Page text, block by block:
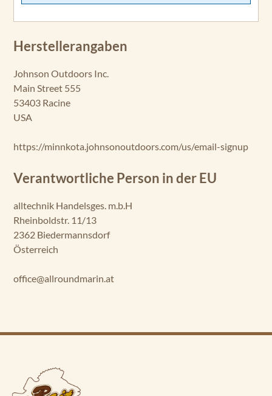
Herstellerangaben
Johnson Outdoors Inc.
Main Street 555
53403 Racine
USA
https://minnkota.johnsonoutdoors.com/us/email-signup
Verantwortliche Person in der EU
alltechnik Handelsges. m.b.H
Rheinboldstr. 11/13
2362 Biedermannsdorf
Österreich
office@allroundmarin.at